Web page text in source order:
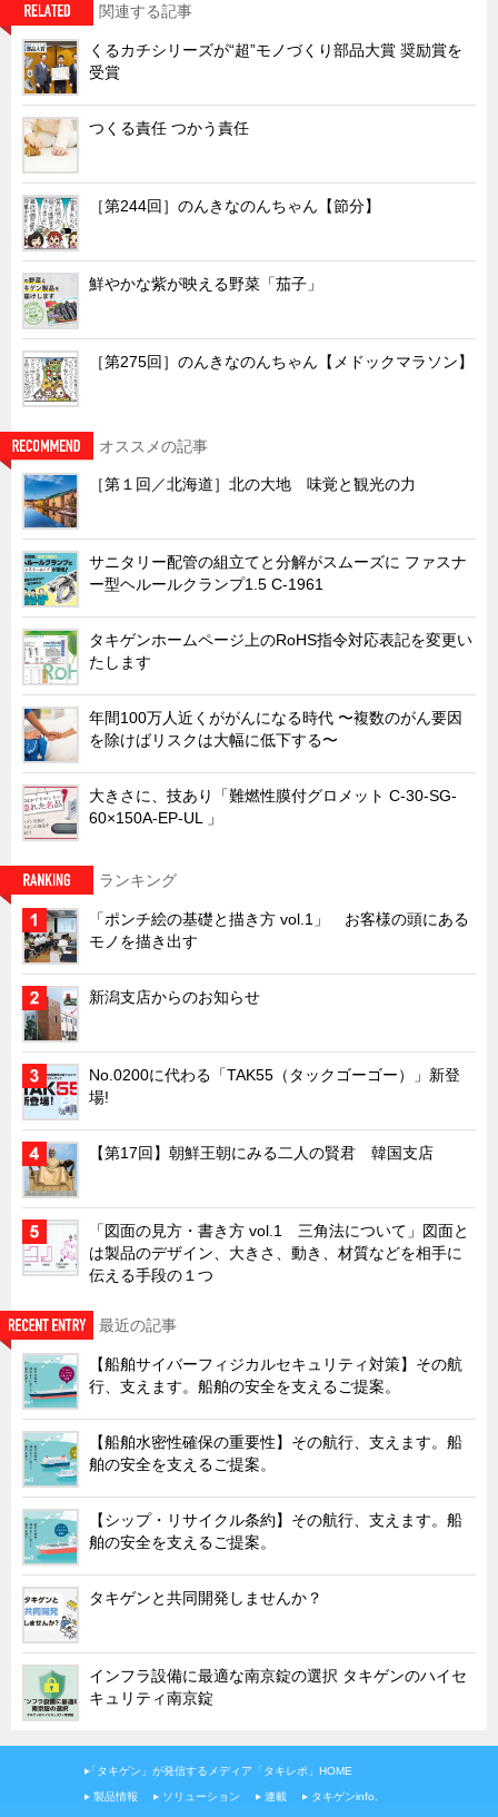
CATEGORY 連載
営業、丸ごとフカボリ
新製品開発最前線
Before After
旬の野菜とタキゲン製品
PICK UP NEWS
ポンチ絵の基礎と描き方
図面の見方・書き方
キャビネット工業会規格「CA300」集中講義
ズバッとお悩み解決 テクニカル Q and A
光る技術！未来へのモノづくり
ちょっとユニークなお客様
ビジサスニュース
ECOLOGY NEWS SCRAMBLE
わが街わが支店
支店所在地（歴史探訪）
ニッポン再発見
あれこれWATCH
こんなとき、どう言うの?
４コマ漫画 のんきなのんちゃん
CATEGORY
お知らせ
展示会情報／報告レポート
工場見学
海外出張
社外セミナー
タキゲンの歴史
110周年企画
タキゲン売上ランキング
展示トラック
タキスポ
タキ旅レポ
タキネタ
韓国
上海
タイ
台湾
採用情報
インタビュー
入社１年目アンケート
入社式・創立記念式典
新年賀詞交歓会
メディア情報
関連する記事
くるカチシリーズが“超”モノづくり部品大賞 奨励賞を
受賞
つくる責任 つかう責任
［第244回］のんきなのんちゃん【節分】
鮮やかな紫が映える野菜「茄子」
［第275回］のんきなのんちゃん【メドックマラソン】
オススメの記事
［第１回／北海道］北の大地 味覚と観光の力
サニタリー配管の組立てと分解がスムーズに ファスナ
ー型ヘルールクランプ1.5 C-1961
タキゲンホームページ上のRoHS指令対応表記を変更い
たします
年間100万人近くががんになる時代 〜複数のがん要因
を除けばリスクは大幅に低下する〜
大きさに、技あり「難燃性膜付グロメット C-30-SG-
60×150A-EP-UL 」
ランキング
「ポンチ絵の基礎と描き方 vol.1」 お客様の頭にある
モノを描き出す
新潟支店からのお知らせ
No.0200に代わる「TAK55（タックゴーゴー）」新登
場!
【第17回】朝鮮王朝にみる二人の賢君 韓国支店
「図面の見方・書き方 vol.1 三角法について」図面と
は製品のデザイン、大きさ、動き、材質などを相手に
伝える手段の１つ
最近の記事
【船舶サイバーフィジカルセキュリティ対策】その航
行、支えます。船舶の安全を支えるご提案。
【船舶水密性確保の重要性】その航行、支えます。船
舶の安全を支えるご提案。
【シップ・リサイクル条約】その航行、支えます。船
舶の安全を支えるご提案。
タキゲンと共同開発しませんか？
インフラ設備に最適な南京錠の選択 タキゲンのハイセ
キュリティ南京錠
「タキゲン」が発信するメディア「タキレポ」HOME
製品情報 ソリューション 連載 タキゲンinfo.